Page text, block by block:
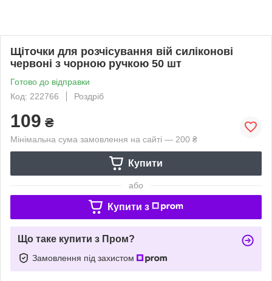
Щіточки для розчісування вій силіконові
червоні з чорною ручкою 50 шт
Готово до відправки
Код: 222766
Роздріб
109 ₴
Мінімальна сума замовлення на сайті — 200 ₴
Купити
або
Купити з
Що таке купити з Пром?
Замовлення під захистом